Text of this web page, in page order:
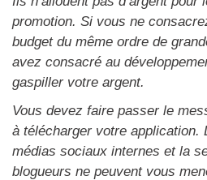
promotion. Si vous ne
budget du même ordre de
avez consacré au
gaspiller votre argent.
Vous devez faire passer le
à télécharger votre application.
médias sociaux internes et la
blogueurs ne peuvent vous